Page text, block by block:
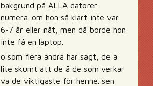
bakgrund på ALLA datorer
numera. om hon så klart inte var
6-7 år eller nåt, men då borde hon
inte få en laptop.
o som flera andra har sagt, de ä
lite skumt att de ä de som verkar
va de viktigaste för henne. sen